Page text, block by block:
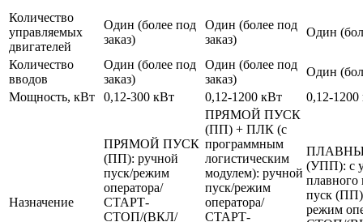
Количество
управляемых
двигателей
Один (более под
заказ)
Один (более под
заказ)
Один
Количество
вводов
Один (более под
заказ)
Один (более под
заказ)
Один
Мощность, кВт
0,12-300 кВт 0,12-1200 кВт 0,12-1200
Назначение
ПРЯМОЙ ПУСК
(ПП): ручной
пуск/режим
оператора/
СТАРТ-
СТОП/(ВКЛ/
ПРЯМОЙ ПУСК
(ПП) + ПЛК (с
программным
логистическим
модулем): ручной
пуск/режим
оператора/
СТАРТ-
(УПП): с
плавного
пуск
режим